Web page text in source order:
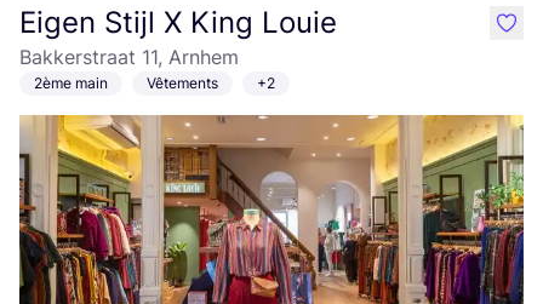
Eigen Stijl X King Louie
Bakkerstraat 11, Arnhem
2ème main Vêtements +2
like